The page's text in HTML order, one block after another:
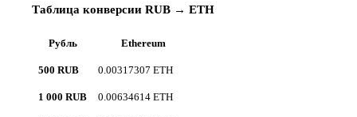
Таблица конверсии RUB → ETH
Рубль Ethereum
500 RUB 0.00317307 ETH
1 000 RUB 0.00634614 ETH